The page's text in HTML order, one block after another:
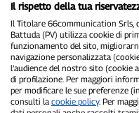
P300.it è una
Registrazione numero 1/
Proprietario ed
Il rispetto della tua
Il Titolare 66communication Srls,
Battuda (PV) utilizza cookie di
funzionamento del sito,
navigazione personalizzata
l’audience del nostro sito (cookie
di profilazione. Per maggiori
per modificare le sue preferenze
consulti la cookie policy. Per